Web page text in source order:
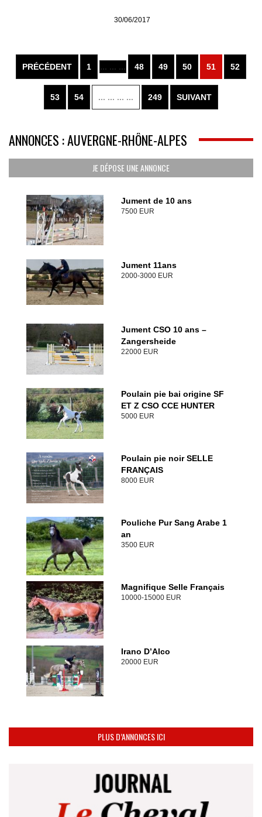
30/06/2017
PRÉCÉDENT 1 ... ... ... 48 49 50 51 52
53 54 ... ... ... ... 249 SUIVANT
ANNONCES : AUVERGNE-RHÔNE-ALPES
JE DÉPOSE UNE ANNONCE
Jument de 10 ans
7500 EUR
Jument 11ans
2000-3000 EUR
Jument CSO 10 ans –
Zangersheide
22000 EUR
Poulain pie bai origine SF
ET Z CSO CCE HUNTER
5000 EUR
Poulain pie noir SELLE
FRANÇAIS
8000 EUR
Pouliche Pur Sang Arabe 1
an
3500 EUR
Magnifique Selle Français
10000-15000 EUR
Irano D’Alco
20000 EUR
PLUS D’ANNONCES ICI